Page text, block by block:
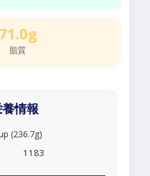
71.0g
脂質
情報
(236.7g)
1183